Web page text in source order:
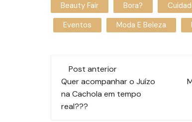
Beauty Fair Bora?
Eventos
Moda E Beleza
Navegação
de
post
Post anterior
Quer acompanhar o Juízo
na Cachola em tempo
real???